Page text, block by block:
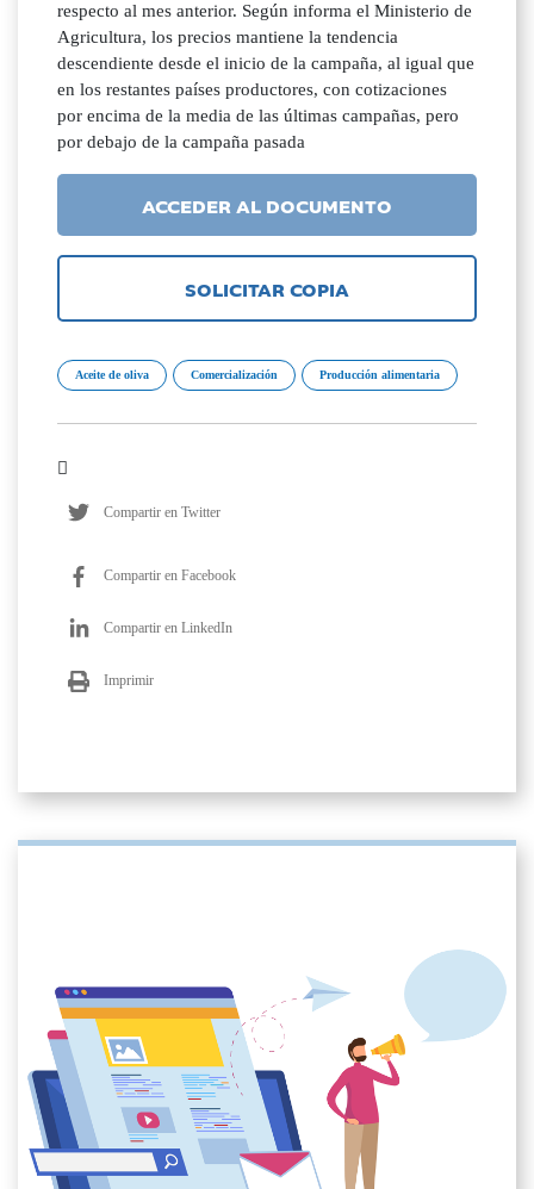
respecto al mes anterior. Según informa el Ministerio de
Agricultura, los precios mantiene la tendencia
descendiente desde el inicio de la campaña, al igual que
en los restantes países productores, con cotizaciones
por encima de la media de las últimas campañas, pero
por debajo de la campaña pasada
ACCEDER AL DOCUMENTO
SOLICITAR COPIA
Aceite de oliva Comercialización Producción alimentaria
Compartir en Twitter
Compartir en Facebook
Compartir en LinkedIn
Imprimir